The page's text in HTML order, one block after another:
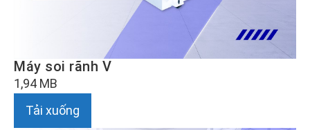
Máy soi rãnh V
1,94 MB
Tải xuống